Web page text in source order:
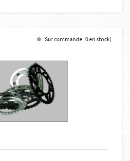
Sur commande [0 en stock]